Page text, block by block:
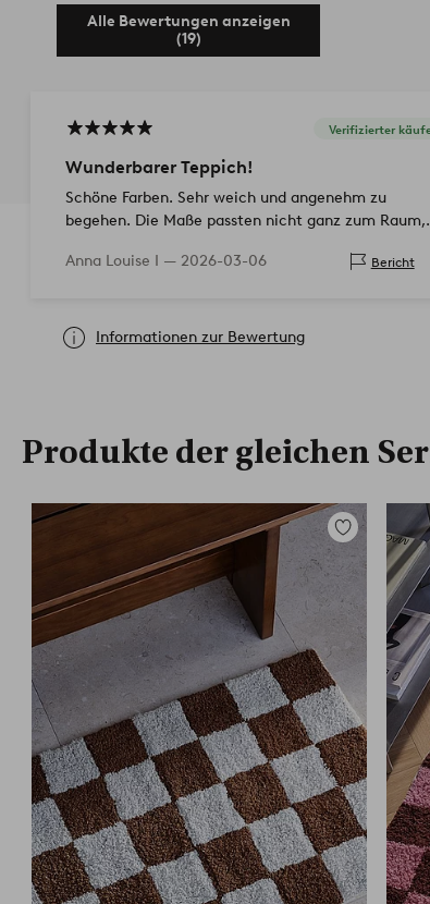
Alle Bewertungen anzeigen
(19)
Verifizierter
Wunderbarer Teppich!
Schöne Farben. Sehr weich und angenehm zu
begehen. Die Maße passten nicht ganz zum Raum,
einschlagen kann. Superzufrieden!
Anna Louise I — 2026-03-06 Bericht
Informationen zur Bewertung
Produkte der gleichen
Zu
Favoriten
hinzufügen